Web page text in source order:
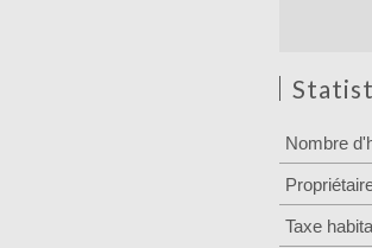
Nombre
Taxe